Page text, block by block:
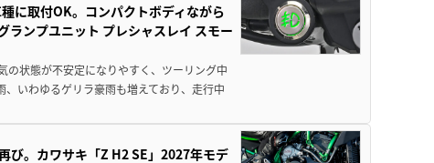
に取付OK。コンパクトボディながら
ランプユニット プレシャスレイ スモー
の状態が不安定になりやすく、ツーリング中
いわゆるゲリラ豪雨も増えており、走行中
び。カワサキ「Z H2 SE」2027年モデ